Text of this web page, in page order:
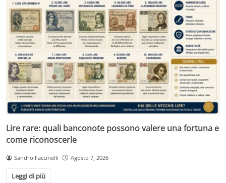
Lire rare: quali banconote possono valere una fortuna e
come riconoscerle
Sandro Faccinelli Agosto 7, 2026
Leggi di più